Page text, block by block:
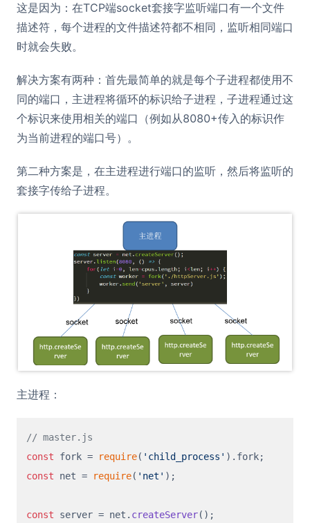
这是因为：在TCP端socket套接字监听端口有一个文件
描述符，每个进程的文件描述符都不相同，监听相同端口
时就会失败。
解决方案有两种：首先最简单的就是每个子进程都使用不
同的端口，主进程将循环的标识给子进程，子进程通过这
个标识来使用相关的端口（例如从8080+传入的标识作
为当前进程的端口号）。
第二种方案是，在主进程进行端口的监听，然后将监听的
套接字传给子进程。
主进程：
// master.js
const fork = require( 'child_process' ). fork
const net = require( 'net' );
const server = net. createServer